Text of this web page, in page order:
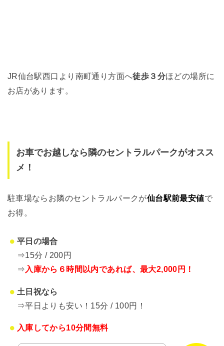
JR仙台駅西口より南町通り方面へ徒歩３分ほどの場所に
お店があります。
お車でお越しなら隣のセントラルパークがオスス
メ！
駐車場ならお隣のセントラルパークが仙台駅前最安値で
お得。
平日の場合
⇒15分 / 200円
⇒ 入庫から６時間以内であれば、最大2,000円！
土日祝なら
⇒平日よりも安い！15分 / 100円！
入庫してから10分間無料